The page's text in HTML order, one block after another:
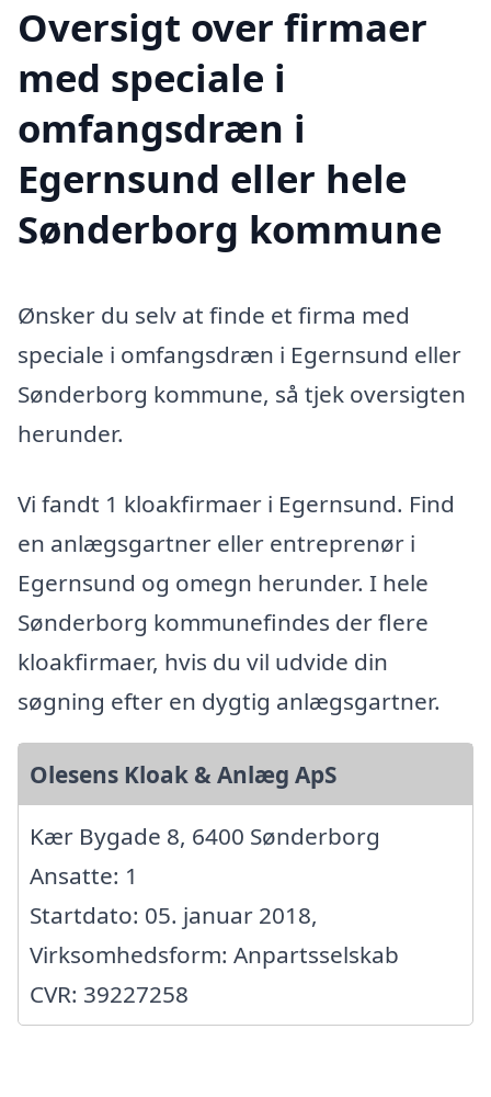
Oversigt over firmaer
med speciale i
omfangsdræn i
Egernsund eller hele
Sønderborg kommune
Ønsker du selv at finde et firma med
speciale i omfangsdræn i Egernsund eller
Sønderborg kommune, så tjek oversigten
herunder.
Vi fandt 1 kloakfirmaer i Egernsund. Find
en anlægsgartner eller entreprenør i
Egernsund og omegn herunder. I hele
Sønderborg kommunefindes der flere
kloakfirmaer, hvis du vil udvide din
søgning efter en dygtig anlægsgartner.
Olesens Kloak & Anlæg ApS
Kær Bygade 8, 6400 Sønderborg
Ansatte: 1
Startdato: 05. januar 2018,
Virksomhedsform: Anpartsselskab
CVR: 39227258